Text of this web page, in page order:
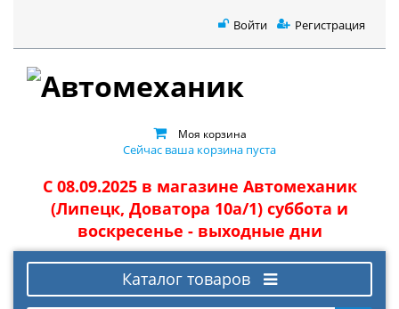
Войти Регистрация
Моя корзина
Сейчас ваша корзина пуста
С 08.09.2025 в магазине Автомеханик
(Липецк, Доватора 10а/1) суббота и
воскресенье - выходные дни
Каталог товаров